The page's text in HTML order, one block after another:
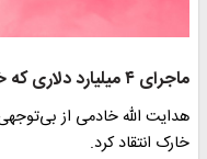
ماجرای ۴ میلیارد دلاری که خاک می‌خورد
خارک انتقاد کرد.